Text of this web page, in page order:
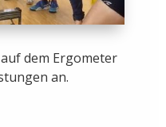
dem Ergometer
an.